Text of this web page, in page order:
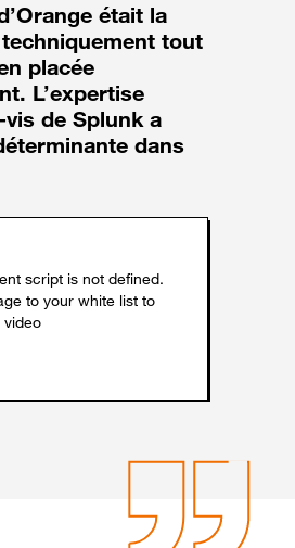
était la
tout
placée
L’expertise
de Splunk a
dans